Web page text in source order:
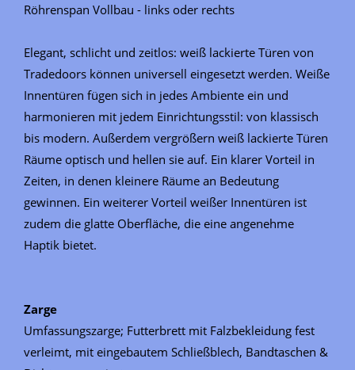
Röhrenspan Vollbau - links oder rechts
Elegant, schlicht und zeitlos: weiß lackierte Türen von
Tradedoors können universell eingesetzt werden. Weiße
Innentüren fügen sich in jedes Ambiente ein und
harmonieren mit jedem Einrichtungsstil: von klassisch
bis modern. Außerdem vergrößern weiß lackierte Türen
Räume optisch und hellen sie auf. Ein klarer Vorteil in
Zeiten, in denen kleinere Räume an Bedeutung
gewinnen. Ein weiterer Vorteil weißer Innentüren ist
zudem die glatte Oberfläche, die eine angenehme
Haptik bietet.
Zarge
Umfassungszarge; Futterbrett mit Falzbekleidung fest
verleimt, mit eingebautem Schließblech, Bandtaschen &